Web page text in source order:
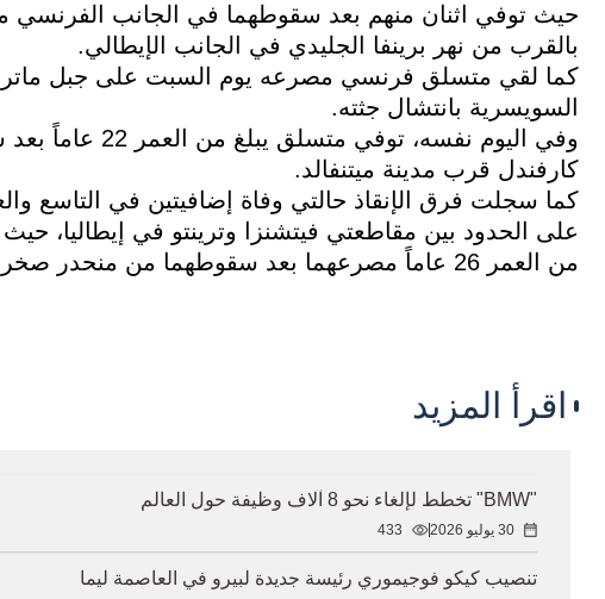
حيث توفي اثنان منهم بعد سقوطهما في الجانب الفرنسي
بالقرب من نهر برينفا الجليدي في الجانب الإيطالي.
كما لقي متسلق فرنسي مصرعه يوم السبت على جبل
السويسرية بانتشال جثته.
كارفندل قرب مدينة ميتنفالد.
كما سجلت فرق الإنقاذ حالتي وفاة إضافيتين في التاسع
من العمر 26 عاماً مصرعهما بعد سقوطهما من منحدر صخري من ارتفاع يقارب 100 متر.
اقرأ المزيد
"BMW" تخطط لإلغاء نحو 8 آلاف وظيفة حول العالم
30 يوليو 2026 433
تنصيب كيكو فوجيموري رئيسة جديدة لبيرو في العاصمة ليما